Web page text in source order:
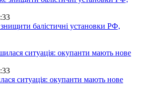
балістичні установки РФ,
ситуація: окупанти мають нове